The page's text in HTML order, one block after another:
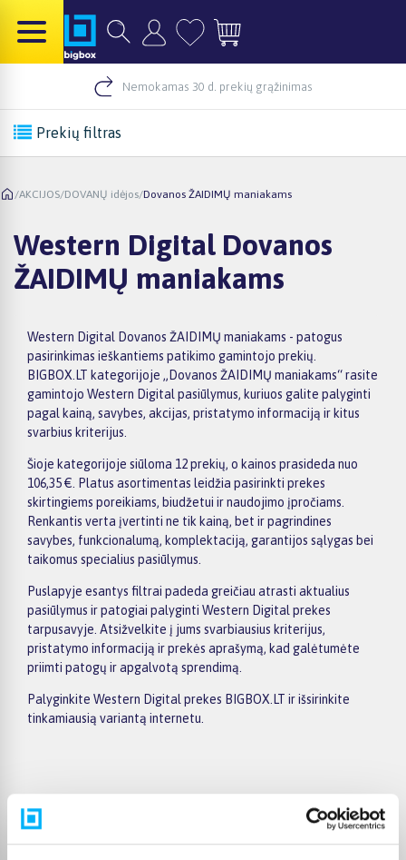
Nemokamas 30 d. prekių grąžinimas
Prekių filtras
/AKCIJOS/DOVANŲ idėjos/Dovanos ŽAIDIMŲ maniakams
Western Digital Dovanos
ŽAIDIMŲ maniakams
Western Digital Dovanos ŽAIDIMŲ maniakams - patogus
pasirinkimas ieškantiems patikimo gamintojo prekių.
BIGBOX.LT kategorijoje „Dovanos ŽAIDIMŲ maniakams“ rasite
gamintojo Western Digital pasiūlymus, kuriuos galite palyginti
pagal kainą, savybes, akcijas, pristatymo informaciją ir kitus
svarbius kriterijus.
Šioje kategorijoje siūloma 12 prekių, o kainos prasideda nuo
106,35 €. Platus asortimentas leidžia pasirinkti prekes
skirtingiems poreikiams, biudžetui ir naudojimo įpročiams.
Renkantis verta įvertinti ne tik kainą, bet ir pagrindines
savybes, funkcionalumą, komplektaciją, garantijos sąlygas bei
taikomus specialius pasiūlymus.
Puslapyje esantys filtrai padeda greičiau atrasti aktualius
pasiūlymus ir patogiai palyginti Western Digital prekes
tarpusavyje. Atsižvelkite į jums svarbiausius kriterijus,
pristatymo informaciją ir prekės aprašymą, kad galėtumėte
priimti patogų ir apgalvotą sprendimą.
Palyginkite Western Digital prekes BIGBOX.LT ir išsirinkite
tinkamiausią variantą internetu.
Pirkėjų atsiliepimai apie prekes